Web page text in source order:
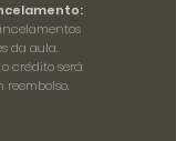
da aula.
crédito será
reembolso.